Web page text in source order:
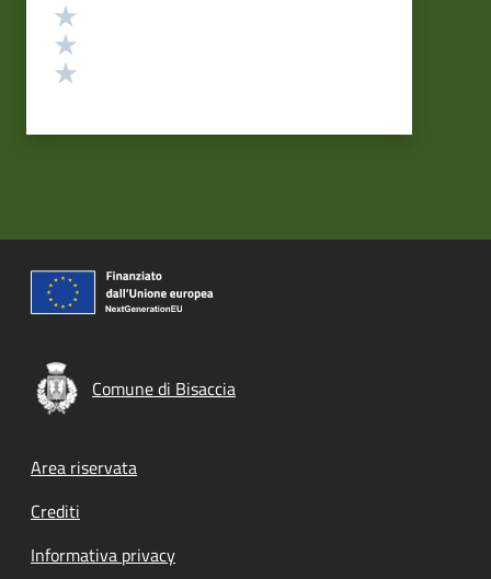
Comune di Bisaccia
Footer menu
Area riservata
Crediti
Informativa privacy